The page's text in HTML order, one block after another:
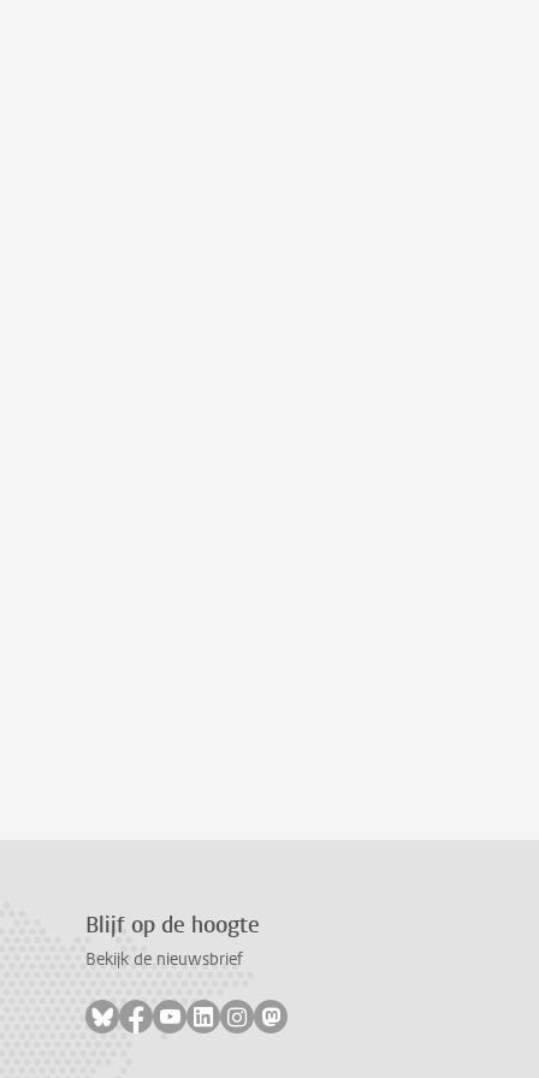
Blijf op de hoogte
Bekijk de nieuwsbrief
Volg ons op bluesky
Volg ons op facebook
Volg ons op youtube
Volg ons op linkedin
Volg ons op instagram
Volg ons op mastodon